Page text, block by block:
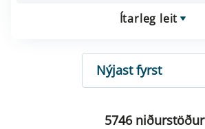
Ítarleg leit
RÖÐUN
5746 niðurstöður